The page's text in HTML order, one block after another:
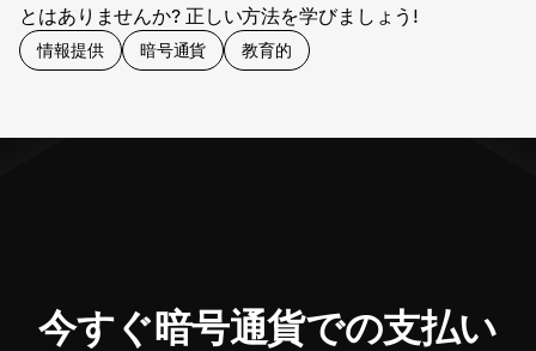
とはありませんか? 正しい方法を学びましょう!
情報提供 暗号通貨 教育的
今すぐ暗号通貨での支払い